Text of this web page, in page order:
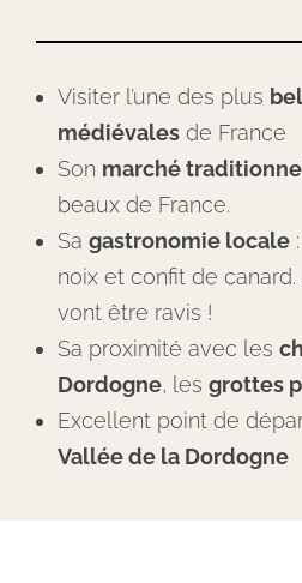
Visiter l’une des plus
médiévales de France
Son marché
beaux de France.
Sa gastronomie locale
noix et confit de
vont être ravis !
Sa proximité avec les
Dordogne, les grottes
Excellent point de
Vallée de la Dordogne